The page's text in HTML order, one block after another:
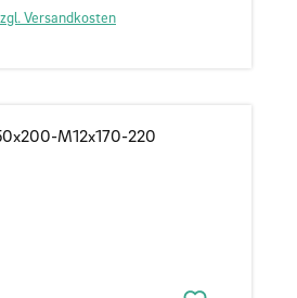
Versandkosten